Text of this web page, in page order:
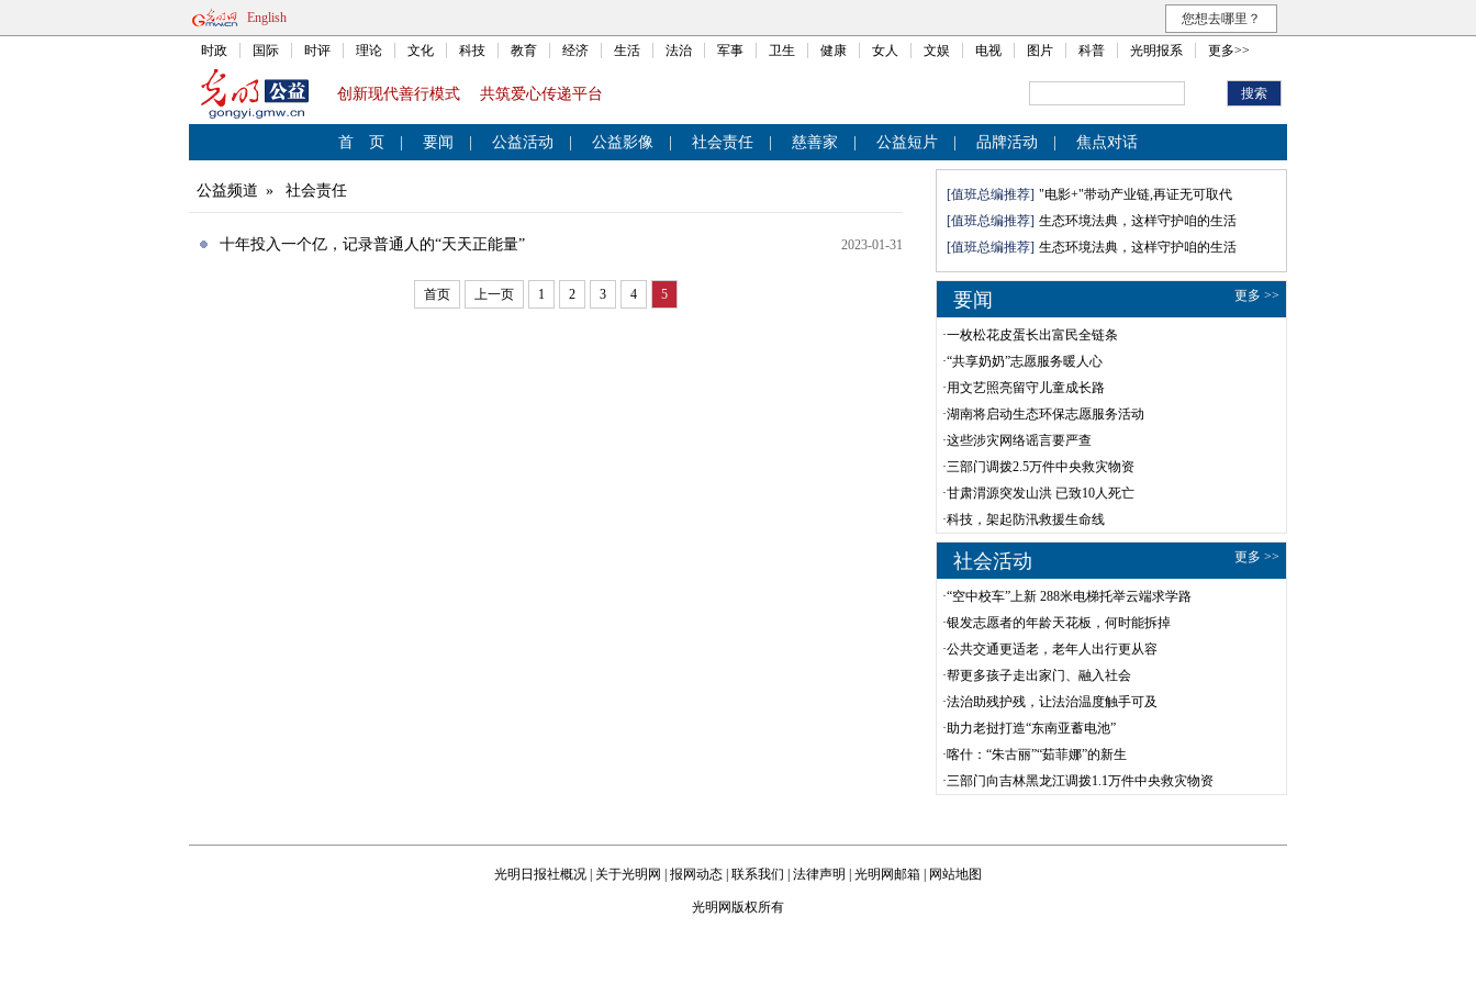
English 您想去哪里？
时政 国际 时评 理论 文化 科技 教育 经济 生活 法治 军事 卫生 健康 女人 文娱 电视 图片 科普 光明报系 更多>>
创新现代善行模式 共筑爱心传递平台
首 页 要闻 公益活动 公益影像 社会责任 慈善家 公益短片 品牌活动 焦点对话
公益频道 » 社会责任
十年投入一个亿，记录普通人的“天天正能量” 2023-01-31
首页 上一页 1 2 3 4 5
[值班总编推荐] "电影+"带动产业链,再证无可取代
[值班总编推荐] 生态环境法典，这样守护咱的生活
[值班总编推荐] 生态环境法典，这样守护咱的生活
要闻 更多 >>
·一枚松花皮蛋长出富民全链条
·“共享奶奶”志愿服务暖人心
·用文艺照亮留守儿童成长路
·湖南将启动生态环保志愿服务活动
·这些涉灾网络谣言要严查
·三部门调拨2.5万件中央救灾物资
·甘肃渭源突发山洪 已致10人死亡
·科技，架起防汛救援生命线
社会活动 更多 >>
·“空中校车”上新 288米电梯托举云端求学路
·银发志愿者的年龄天花板，何时能拆掉
·公共交通更适老，老年人出行更从容
·帮更多孩子走出家门、融入社会
·法治助残护残，让法治温度触手可及
·助力老挝打造“东南亚蓄电池”
·喀什：“朱古丽”“茹菲娜”的新生
·三部门向吉林黑龙江调拨1.1万件中央救灾物资
光明日报社概况 关于光明网 报网动态 联系我们 法律声明 光明网邮箱 网站地图
光明网版权所有